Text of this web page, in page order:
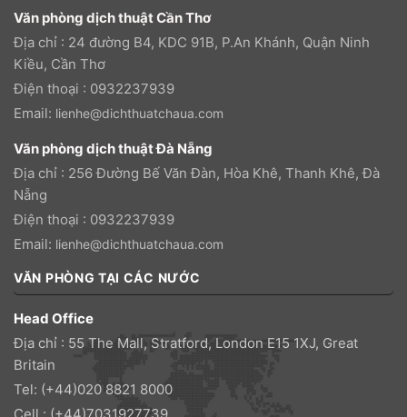
Văn phòng dịch thuật Cần Thơ
Địa chỉ : 24 đường B4, KDC 91B, P.An Khánh, Quận Ninh
Kiều, Cần Thơ
Điện thoại : 0932237939
Email: lienhe@dichthuatchaua.com
Văn phòng dịch thuật Đà Nẵng
Địa chỉ : 256 Đường Bế Văn Đàn, Hòa Khê, Thanh Khê, Đà
Nẵng
Điện thoại : 0932237939
Email: lienhe@dichthuatchaua.com
VĂN PHÒNG TẠI CÁC NƯỚC
Head Office
Địa chỉ : 55 The Mall, Stratford, London E15 1XJ, Great
Britain
Tel: (+44)020 8821 8000
Cell : (+44)7031927739